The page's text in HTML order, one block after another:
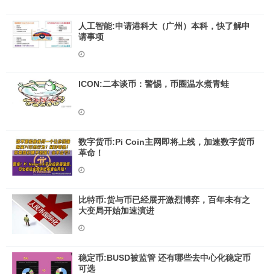
人工智能:申请港科大（广州）本科，快了解申
请事项
ICON:二本谈币：警惕，币圈温水煮青蛙
数字货币:Pi Coin主网即将上线，加速数字货币
革命！
比特币:货与币已经展开激烈博弈，百年未有之
大变局开始加速演进
稳定币:BUSD被监管 还有哪些去中心化稳定币
可选